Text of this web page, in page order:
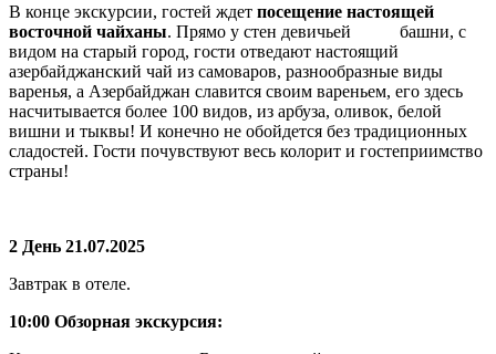
В конце экскурсии, гостей ждет посещение настоящей
восточной чайханы. Прямо у стен девичьей башни, с
видом на старый город, гости отведают настоящий
азербайджанский чай из самоваров, разнообразные виды
варенья, а Азербайджан славится своим вареньем, его здесь
насчитывается более 100 видов, из арбуза, оливок, белой
вишни и тыквы! И конечно не обойдется без традиционных
сладостей. Гости почувствуют весь колорит и гостеприимство
страны!
2 День 21.07.2025
Завтрак в отеле.
10:00 Обзорная экскурсия: